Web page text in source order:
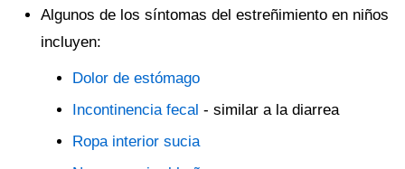
Algunos de los síntomas del estreñimiento en niños
incluyen:
Dolor de estómago
Incontinencia fecal - similar a la diarrea
Ropa interior sucia